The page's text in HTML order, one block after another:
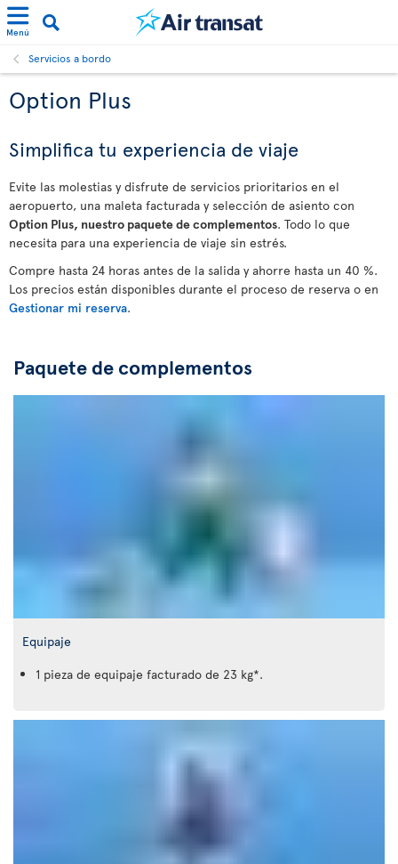
Menú
Servicios a bordo
Option Plus
Simplifica tu experiencia de viaje
Evite las molestias y disfrute de servicios prioritarios en el
aeropuerto, una maleta facturada y selección de asiento con
Option Plus, nuestro paquete de complementos. Todo lo que
necesita para una experiencia de viaje sin estrés.
Compre hasta 24 horas antes de la salida y ahorre hasta un 40 %.
Los precios están disponibles durante el proceso de reserva o en
Gestionar mi reserva.
Paquete de complementos
Equipaje
1 pieza de equipaje facturado de 23 kg*.